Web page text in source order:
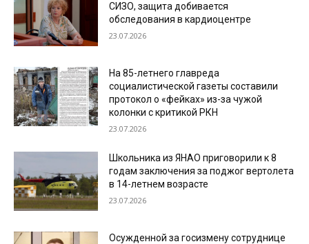
СИЗО, защита добивается
обследования в кардиоцентре
23.07.2026
На 85-летнего главреда
социалистической газеты составили
протокол о «фейках» из-за чужой
колонки с критикой РКН
23.07.2026
Школьника из ЯНАО приговорили к 8
годам заключения за поджог вертолета
в 14-летнем возрасте
23.07.2026
Осужденной за госизмену сотруднице